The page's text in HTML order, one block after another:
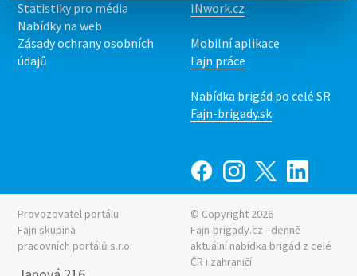
Statistiky pro média
Nabídky na web
Zásady ochrany osobních
údajů
INwork.cz
Mobilní aplikace
Fajn práce
Nabídka brigád po celé SR
Fajn-brigady.sk
Provozovatel portálu
Fajn skupina
pracovních portálů s.r.o.
© Copyright 2026
Fajn-brigady.cz - denně
aktuální nabídka brigád z celé
ČR i zahraničí